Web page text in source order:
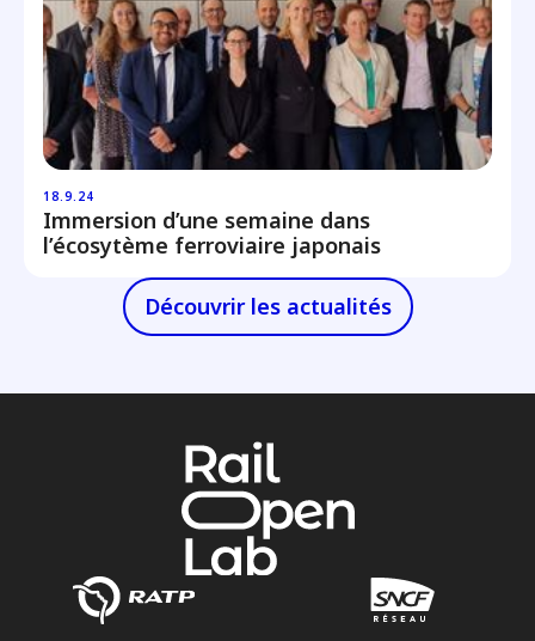
18.9.24
Immersion d’une semaine dans
l’écosytème ferroviaire japonais
Découvrir les actualités